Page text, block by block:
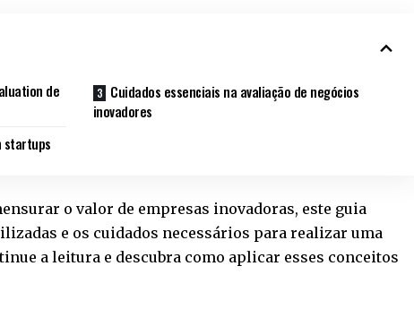
de
startups
Cuidados essenciais na avaliação de negócios
inovadores
o valor de empresas inovadoras, este guia
e os cuidados necessários para realizar uma
a leitura e descubra como aplicar esses conceitos